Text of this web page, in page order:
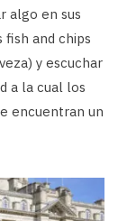
algo en sus
and chips
y escuchar
a la cual los
encuentran un